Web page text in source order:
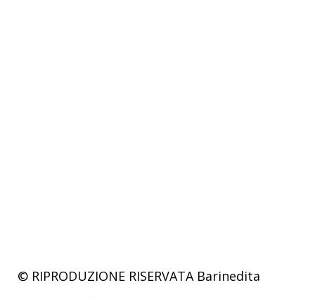
© RIPRODUZIONE RISERVATA Barinedita